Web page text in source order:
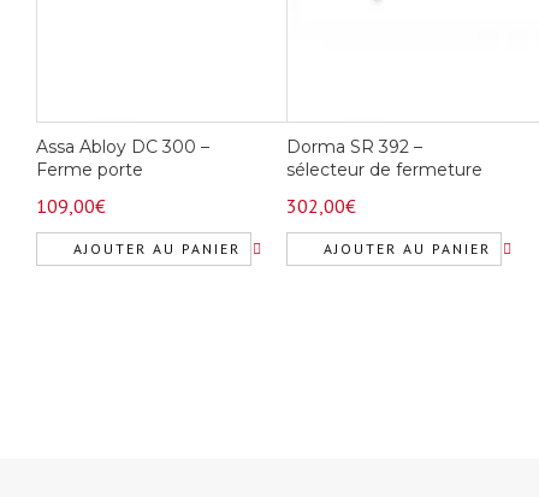
Assa Abloy DC 300 –
Ferme porte
109,00€
AJOUTER AU PANIER
Dorma SR 392 –
sélecteur de fermeture
302,00€
AJOUTER AU PANIER